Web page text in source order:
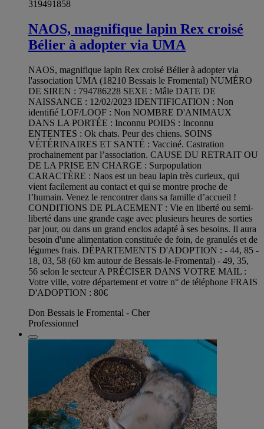
319491858
NAOS, magnifique lapin Rex croisé
Bélier à adopter via UMA
NAOS, magnifique lapin Rex croisé Bélier à adopter via
l'association UMA (18210 Bessais le Fromental) NUMÉRO
DE SIREN : 794786228 SEXE : Mâle DATE DE
NAISSANCE : 12/02/2023 IDENTIFICATION : Non
identifié LOF/LOOF : Non NOMBRE D'ANIMAUX
DANS LA PORTÉE : Inconnu POIDS : Inconnu
ENTENTES : Ok chats. Peur des chiens. SOINS
VÉTÉRINAIRES ET SANTÉ : Vacciné. Castration
prochainement par l’association. CAUSE DU RETRAIT OU
DE LA PRISE EN CHARGE : Surpopulation
CARACTÈRE : Naos est un beau lapin très curieux, qui
vient facilement au contact et qui se montre proche de
l’humain. Venez le rencontrer dans sa famille d’accueil !
CONDITIONS DE PLACEMENT : Vie en liberté ou semi-
liberté dans une grande cage avec plusieurs heures de sorties
par jour, ou dans un grand enclos adapté à ses besoins. Il aura
besoin d'une alimentation constituée de foin, de granulés et de
légumes frais. DÉPARTEMENTS D'ADOPTION : - 44, 85 -
18, 03, 58 (60 km autour de Bessais-le-Fromental) - 49, 35,
56 selon le secteur A PRÉCISER DANS VOTRE MAIL :
Votre ville, votre département et votre n° de téléphone FRAIS
D'ADOPTION : 80€
Don Bessais le Fromental - Cher
Professionnel